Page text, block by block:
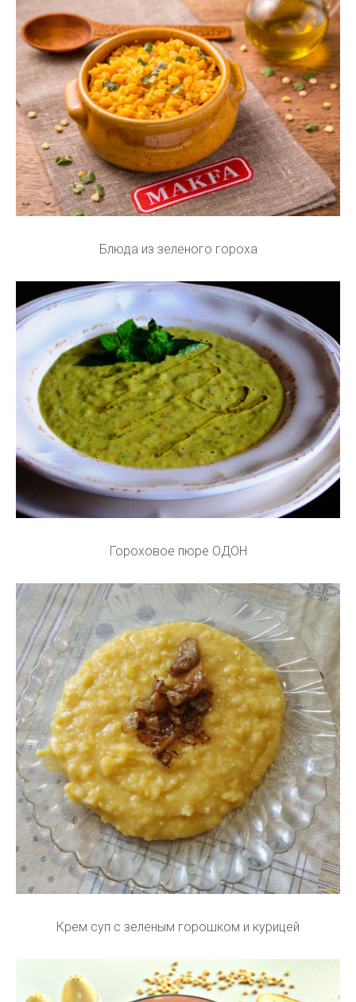
Блюда из зеленого гороха
Гороховое пюре ОДОН
Крем суп с зеленым горошком и курицей